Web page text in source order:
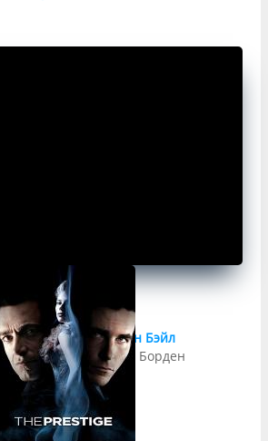
Кристиан Бэйл
Альфред Борден
imdb:8.5КП:8.5